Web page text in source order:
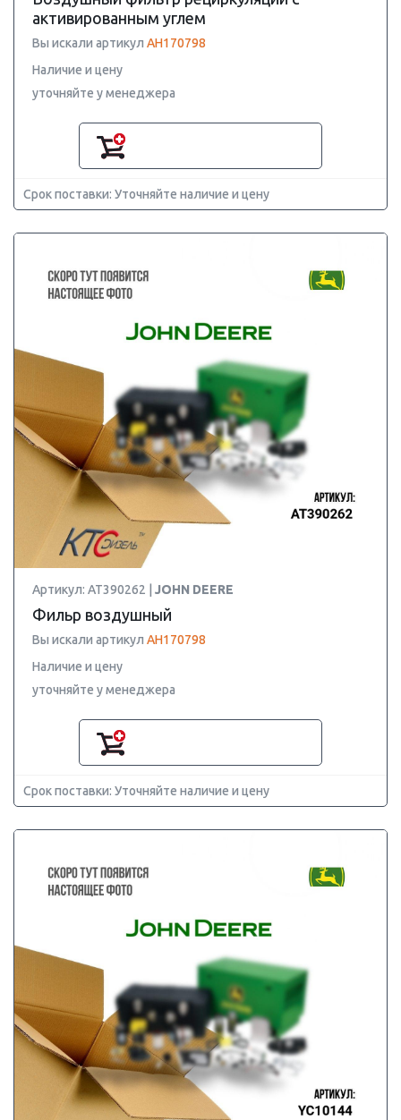
активированным углем
Вы искали артикул AH170798
Наличие и цену
уточняйте у менеджера
Срок поставки: Уточняйте наличие и цену
Артикул: AT390262 | JOHN DEERE
Фильр воздушный
Вы искали артикул AH170798
Наличие и цену
уточняйте у менеджера
Срок поставки: Уточняйте наличие и цену